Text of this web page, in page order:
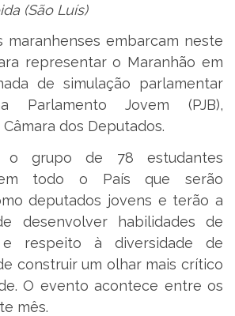
(São Luís)
maranhenses embarcam neste
representar o Maranhão em
de simulação parlamentar
Parlamento Jovem (PJB),
dos Deputados.
o grupo de 78 estudantes
em todo o País que serão
deputados jovens e terão a
desenvolver habilidades de
e respeito à diversidade de
construir um olhar mais crítico
O evento acontece entre os
mês.